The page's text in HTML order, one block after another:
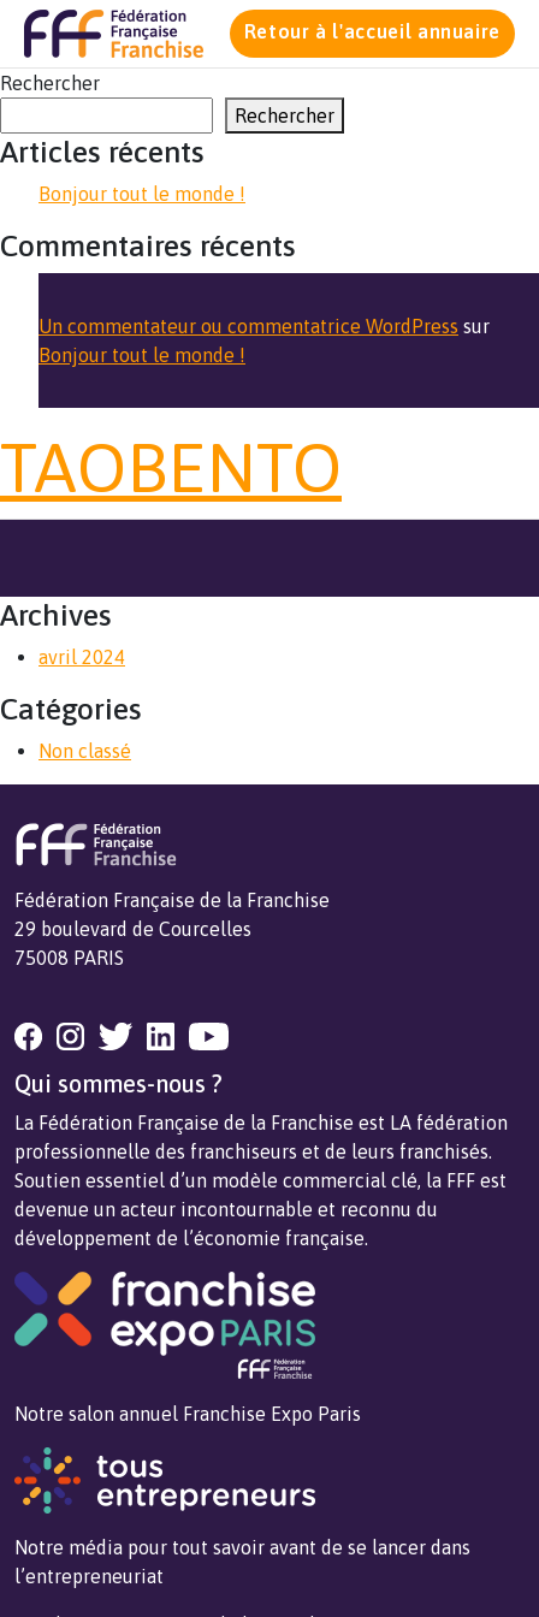
Retour à l'accueil annuaire
Rechercher
Rechercher
Articles récents
Bonjour tout le monde !
Commentaires récents
Un commentateur ou commentatrice WordPress sur
Bonjour tout le monde !
TAOBENTO
Archives
avril 2024
Catégories
Non classé
Fédération Française de la Franchise
29 boulevard de Courcelles
75008 PARIS
Qui sommes-nous ?
La Fédération Française de la Franchise est LA fédération
professionnelle des franchiseurs et de leurs franchisés.
Soutien essentiel d’un modèle commercial clé, la FFF est
devenue un acteur incontournable et reconnu du
développement de l’économie française.
Notre salon annuel Franchise Expo Paris
Notre média pour tout savoir avant de se lancer dans
l’entrepreneuriat